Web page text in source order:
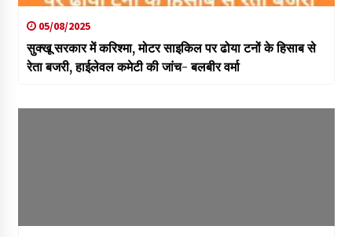
05/08/2025
सुक्खू सरकार में करिश्मा, मोटर साइकिल पर ढोया टनों के हिसाब से
रेता बजरी, हाईलेवल कमेटी की जांच- बलबीर वर्मा